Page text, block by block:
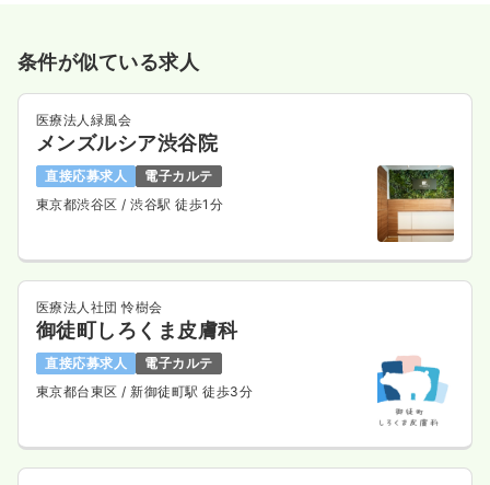
条件が似ている求人
医療法人緑風会
メンズルシア渋谷院
直接応募求人
電子カルテ
東京都渋谷区/ 渋谷駅 徒歩1分
医療法人社団 怜樹会
御徒町しろくま皮膚科
直接応募求人
電子カルテ
東京都台東区/ 新御徒町駅 徒歩3分